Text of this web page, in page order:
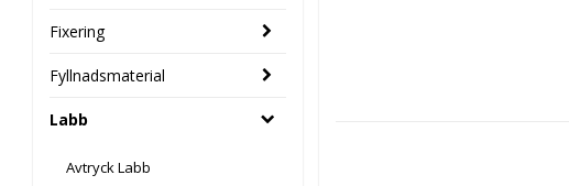
Fixering
Fyllnadsmaterial
Labb
Avtryck Labb